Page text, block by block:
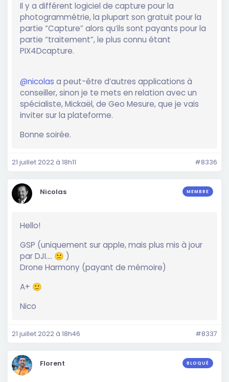
Il y a différent logiciel de capture pour la
photogrammétrie, la plupart son gratuit pour la
partie “Capture” alors qu’ils sont payants pour la
partie “traitement”, le plus connu étant
PIX4Dcapture.
@nicolas a peut-être d’autres applications à
conseiller, sinon je te mets en relation avec un
spécialiste, Mickaël, de Geo Mesure, que je vais
inviter sur la plateforme.
Bonne soirée.
21 juillet 2022 à 18h11 #8336
Nicolas MEMBRE
Hello!
GSP (uniquement sur apple, mais plus mis à jour
par DJI…. 🙁 )
Drone Harmony (payant de mémoire)
A+ 🙂
Nico
21 juillet 2022 à 18h46 #8337
Florent BLOQUÉ